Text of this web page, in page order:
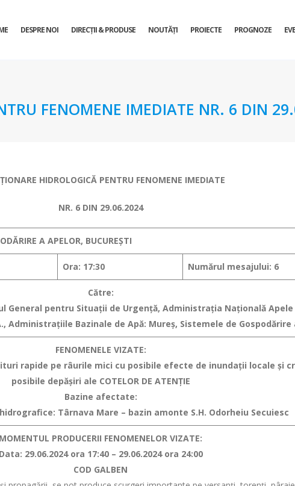
DESPRE NOI DIRECŢII & PRODUSE NOUTĂȚI PROIECTE PROGNOZE
FENOMENE IMEDIATE NR. 6 DIN
HIDROLOGICĂ PENTRU FENOMENE IMEDIATE
NR. 6 DIN 29.06.2024
A APELOR, BUCUREȘTI
Ora: 17:30 Numărul mesajului: 6
Către:
General pentru Situaţii de Urgenţă, Administraţia Naţională
Administraţiile Bazinale de Apă: Mureș, Sistemele de
FENOMENELE VIZATE:
rapide pe râurile mici cu posibile efecte de inundaţii locale şi
posibile depăşiri ale COTELOR DE ATENŢIE
Bazine afectate:
Târnava Mare – bazin amonte S.H. Odorheiu Secuiesc
MOMENTUL PRODUCERII FENOMENELOR VIZATE:
Data: 29.06.2024 ora 17:40 – 29.06.2024 ora 24:00
COD GALBEN